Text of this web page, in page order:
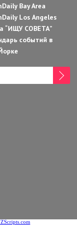
Bay Area
Los Angeles
“ИЩУ СОВЕТА”
событий в